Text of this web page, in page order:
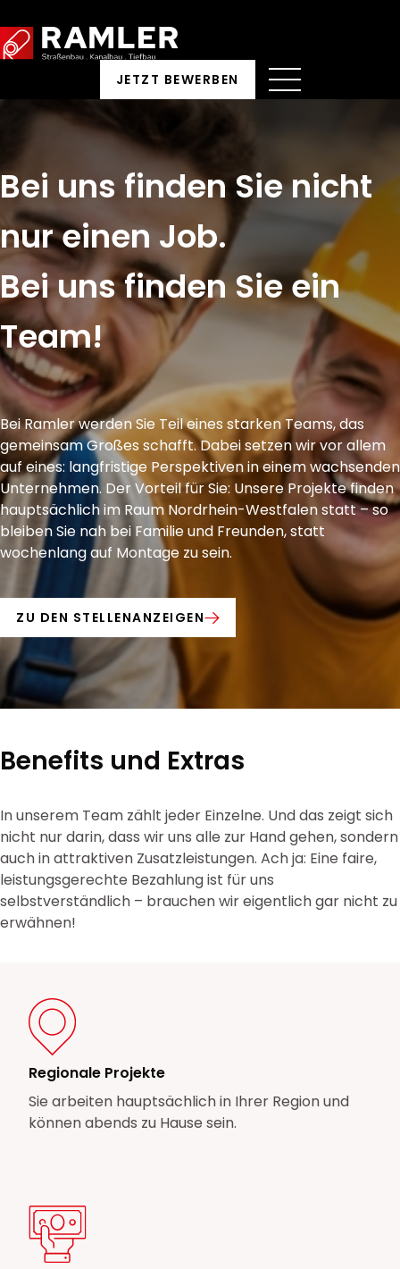
Inhalt
springen
JETZT BEWERBEN
Bei uns finden Sie nicht
nur einen Job.
Bei uns finden Sie ein
Team!
Bei Ramler werden Sie Teil eines starken Teams, das
gemeinsam Großes schafft. Dabei setzen wir vor allem
auf eines: langfristige Perspektiven in einem wachsenden
Unternehmen. Der Vorteil für Sie: Unsere Projekte finden
hauptsächlich im Raum Nordrhein-Westfalen statt – so
bleiben Sie nah bei Familie und Freunden, statt
wochenlang auf Montage zu sein.
ZU DEN STELLENANZEIGEN
Benefits und Extras
In unserem Team zählt jeder Einzelne. Und das zeigt sich
nicht nur darin, dass wir uns alle zur Hand gehen, sondern
auch in attraktiven Zusatzleistungen. Ach ja: Eine faire,
leistungsgerechte Bezahlung ist für uns
selbstverständlich – brauchen wir eigentlich gar nicht zu
erwähnen!
Regionale Projekte
Sie arbeiten hauptsächlich in Ihrer Region und
können abends zu Hause sein.